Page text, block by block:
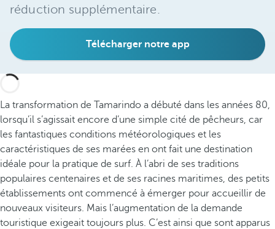
réduction supplémentaire.
Télécharger notre app
La transformation de Tamarindo a débuté dans les années 80,
lorsqu’il s’agissait encore d’une simple cité de pêcheurs, car
les fantastiques conditions météorologiques et les
caractéristiques de ses marées en ont fait une destination
idéale pour la pratique de surf. À l’abri de ses traditions
populaires centenaires et de ses racines maritimes, des petits
établissements ont commencé à émerger pour accueillir de
nouveaux visiteurs. Mais l’augmentation de la demande
touristique exigeait toujours plus. C’est ainsi que sont apparus